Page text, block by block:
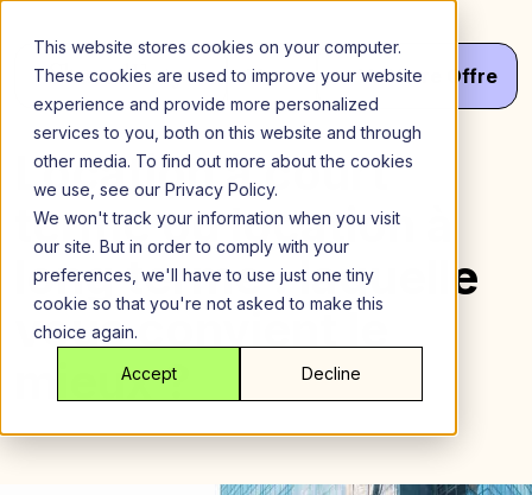
This website stores cookies on your computer.
These cookies are used to improve your website
experience and provide more personalized
services to you, both on this website and through
other media. To find out more about the cookies
we use, see our Privacy Policy.
We won't track your information when you visit
our site. But in order to comply with your
preferences, we'll have to use just one tiny
cookie so that you're not asked to make this
choice again.
Accept Decline
Aller
contenu
Menu
VaVotre Offre
Location à court
terme ou location à
long terme : laquelle
vous convient le
mieux ?